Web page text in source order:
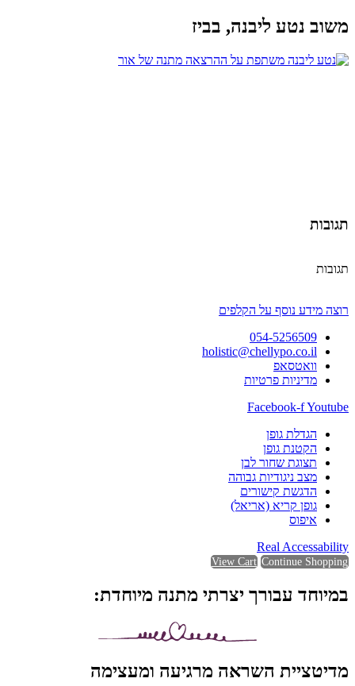
משוב נטע ליבנה, בביז
תגובות
תגובות
רוצה מידע נוסף על הקלפים
054-5256509
holistic@chellypo.co.il
וואטסאפ
מדיניות פרטיות
Facebook-fYoutube
הגדלת גופן
הקטנת גופן
תצוגת שחור לבן
מצב ניגודיות גבוהה
הדגשת קישורים
גופן קריא (אריאל)
איפוס
Real Accessability
View Cart Continue Shopping
במיוחד עבורך יצרתי מתנה מיוחדת:
מדיטציית השראה מרגיעה ומעצימה